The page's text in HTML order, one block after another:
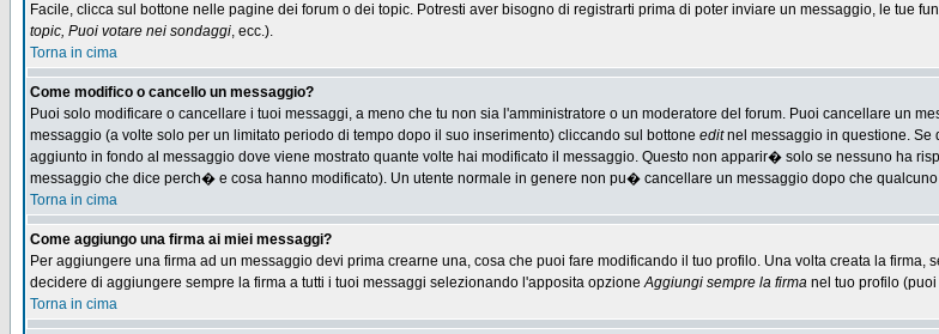
Facile, clicca sul bottone nelle pagine dei forum o dei topic. Potresti aver bisogno di registrarti prima di poter inviare un messaggio, le tue
topic, Puoi votare nei sondaggi, ecc.).
Torna in cima
Come modifico o cancello un messaggio?
Puoi solo modificare o cancellare i tuoi messaggi, a meno che tu non sia l'amministratore o un moderatore del forum. Puoi cancellare un
messaggio (a volte solo per un limitato periodo di tempo dopo il suo inserimento) cliccando sul bottone editnel messaggio in questione. Se
aggiunto in fondo al messaggio dove viene mostrato quante volte hai modificato il messaggio. Questo non apparir� solo se nessuno ha
messaggio che dice perch� e cosa hanno modificato). Un utente normale in genere non pu� cancellare un messaggio dopo che
Torna in cima
Come aggiungo una firma ai miei messaggi?
Per aggiungere una firma ad un messaggio devi prima crearne una, cosa che puoi fare modificando il tuo profilo. Una volta creata la firma,
decidere di aggiungere sempre la firma a tutti i tuoi messaggi selezionando l'apposita opzioneAggiungi sempre la firma nel tuo profilo
Torna in cima